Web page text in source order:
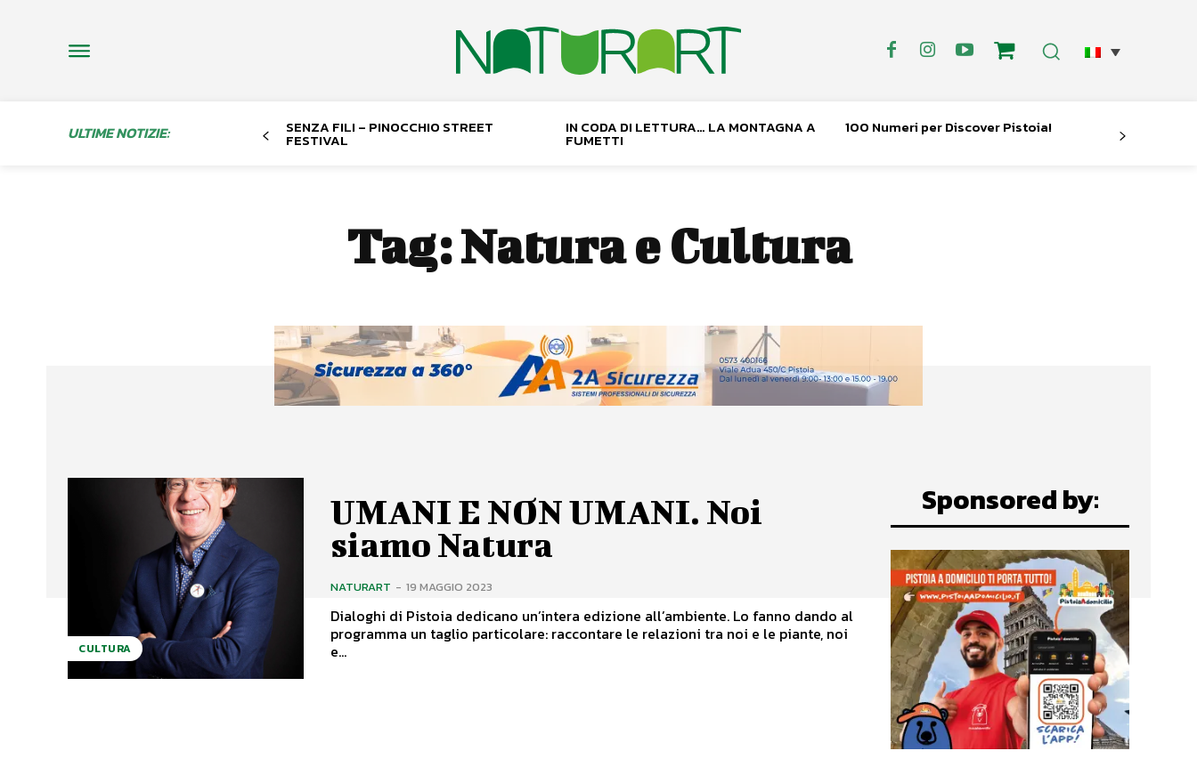
ULTIME NOTIZIE: SENZA FILI – PINOCCHIO STREET
FESTIVAL
IN CODA DI LETTURA… LA MONTAGNA A
FUMETTI
100 Numeri per Discover Pistoia!
Tag:Natura e Cultura
CULTURA
UMANI E NON UMANI. Noi
siamo Natura
NATURART - 19 MAGGIO 2023
Dialoghi di Pistoia dedicano un’intera edizione all’ambiente. Lo fanno dando al
programma un taglio particolare: raccontare le relazioni tra noi e le piante, noi
e...
Sponsored by: